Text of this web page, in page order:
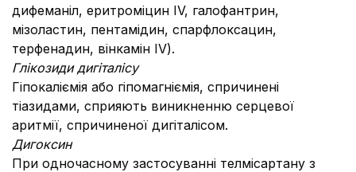
дифеманіл, еритроміцин ІV, галофантрин,
мізоластин, пентамідин, спарфлоксацин,
терфенадин, вінкамін ІV).
Глікозиди дигіталісу
Гіпокаліємія або гіпомагніємія, спричинені
тіазидами, сприяють виникненню серцевої
аритмії, спричиненої дигіталісом.
Дигоксин
При одночасному застосуванні телмісартану з